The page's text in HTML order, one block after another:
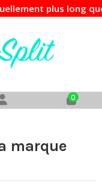
long que
0
marque